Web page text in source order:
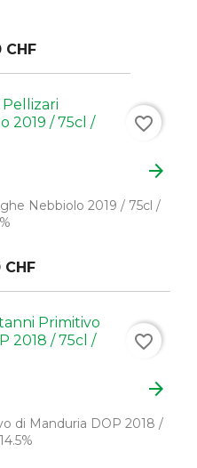
CHF
arrow_forward
Nebbiolo 2019 / 75cl /
CHF
favorite_border
arrow_forward
di Manduria DOP 2018 /
favorite_border